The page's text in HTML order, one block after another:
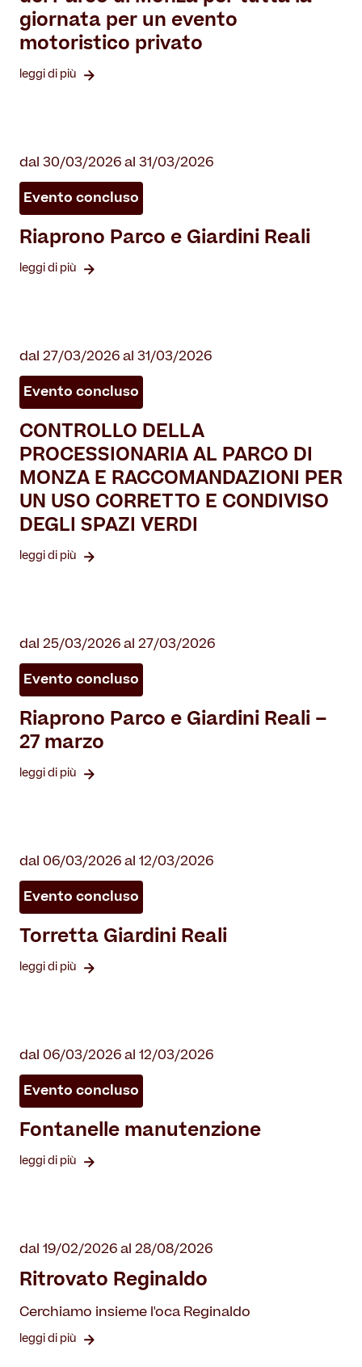
giornata per un evento
motoristico privato
leggi di più
dal 30/03/2026 al 31/03/2026
Evento concluso
Riaprono Parco e Giardini Reali
leggi di più
dal 27/03/2026 al 31/03/2026
Evento concluso
CONTROLLO DELLA
PROCESSIONARIA AL PARCO DI
MONZA E RACCOMANDAZIONI PER
UN USO CORRETTO E CONDIVISO
DEGLI SPAZI VERDI
leggi di più
dal 25/03/2026 al 27/03/2026
Evento concluso
Riaprono Parco e Giardini Reali –
27 marzo
leggi di più
dal 06/03/2026 al 12/03/2026
Evento concluso
Torretta Giardini Reali
leggi di più
dal 06/03/2026 al 12/03/2026
Evento concluso
Fontanelle manutenzione
leggi di più
dal 19/02/2026 al 28/08/2026
Ritrovato Reginaldo
Cerchiamo insieme l'oca Reginaldo
leggi di più